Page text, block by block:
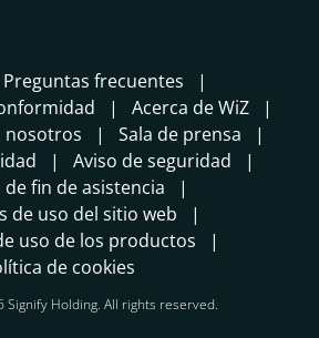
Preguntas frecuentes
Acerca de WiZ
nosotros
Sala de prensa
Aviso de seguridad
de fin de asistencia
de uso del sitio web
uso de los productos
de cookies
Holding. All rights reserved.